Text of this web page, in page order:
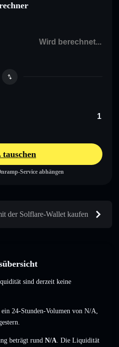
tauschen
Service abhängen
der Solflare-Wallet kaufen
sind derzeit keine
24-Stunden-Volumen von N/A,
beträgt rund N/A. Die Liquidität